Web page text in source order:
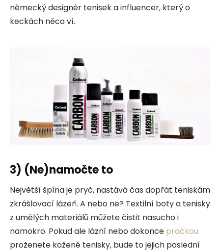
německý designér tenisek a influencer, který o
keckách něco ví.
3) (Ne)namočte to
Největší špína je pryč, nastává čas dopřát teniskám
zkrášlovací lázeň. A nebo ne? Textilní boty a tenisky
z umělých materiálů můžete čistit nasucho i
namokro. Pokud ale lázní nebo dokonce pračkou
proženete kožené tenisky, bude to jejich poslední